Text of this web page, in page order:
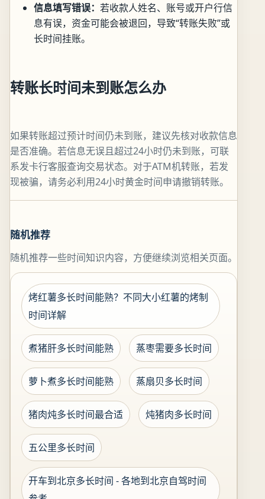
信息填写错误： 若收款人姓名、账号或开户行信
息有误，资金可能会被退回，导致“转账失败”或
长时间挂账。
转账长时间未到账怎么办
如果转账超过预计时间仍未到账，建议先核对收款信息
是否准确。若信息无误且超过24小时仍未到账，可联
系发卡行客服查询交易状态。对于ATM机转账，若发
现被骗，请务必利用24小时黄金时间申请撤销转账。
随机推荐
随机推荐一些时间知识内容，方便继续浏览相关页面。
烤红薯多长时间能熟？不同大小红薯的烤制
时间详解
煮猪肝多长时间能熟 蒸枣需要多长时间
萝卜煮多长时间能熟 蒸扇贝多长时间
猪肉炖多长时间最合适 炖猪肉多长时间
五公里多长时间
开车到北京多长时间 - 各地到北京自驾时间